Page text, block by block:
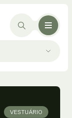
VESTUÁRIO